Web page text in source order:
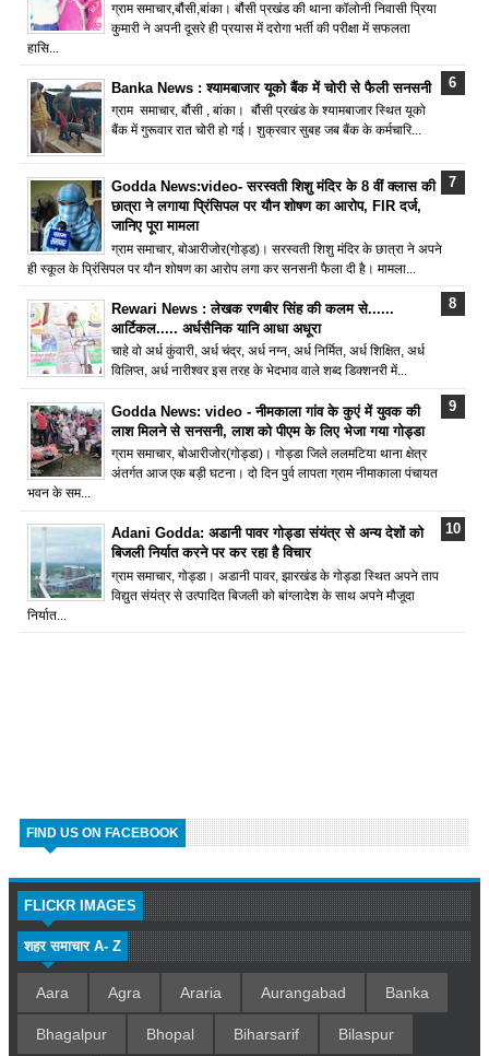
ग्राम समाचार,बौंसी,बांका। बौंसी प्रखंड की थाना कॉलोनी निवासी प्रिया
कुमारी ने अपनी दूसरे ही प्रयास में दरोगा भर्ती की परीक्षा में सफलता
हासि...
Banka News : श्यामबाजार यूको बैंक में चोरी से फैली सनसनी
ग्राम समाचार, बौंसी , बांका। बौंसी प्रखंड के श्यामबाजार स्थित यूको
बैंक में गुरूवार रात चोरी हो गई। शुक्रवार सुबह जब बैंक के कर्मचारि...
Godda News:video- सरस्वती शिशु मंदिर के 8 वीं क्लास की
छात्रा ने लगाया प्रिंसिपल पर यौन शोषण का आरोप, FIR दर्ज,
जानिए पूरा मामला
ग्राम समाचार, बोआरीजोर(गोड्ड)। सरस्वती शिशु मंदिर के छात्रा ने अपने
ही स्कूल के प्रिंसिपल पर यौन शोषण का आरोप लगा कर सनसनी फैला दी है। मामला...
Rewari News : लेखक रणबीर सिंह की कलम से......
आर्टिकल..... अर्धसैनिक यानि आधा अधूरा
चाहे वो अर्ध कुंवारी, अर्ध चंद्र, अर्ध नग्न, अर्ध निर्मित, अर्ध शिक्षित, अर्ध
विलिप्त, अर्ध नारीश्वर इस तरह के भेदभाव वाले शब्द डिक्शनरी में...
Godda News: video - नीमकाला गांव के कुएं में युवक की
लाश मिलने से सनसनी, लाश को पीएम के लिए भेजा गया गोड्डा
ग्राम समाचार, बोआरीजोर(गोड्डा)। गोड्डा जिले ललमटिया थाना क्षेत्र
अंतर्गत आज एक बड़ी घटना। दो दिन पुर्व लापता ग्राम नीमाकाला पंचायत
भवन के सम...
Adani Godda: अडानी पावर गोड्डा संयंत्र से अन्य देशों को
बिजली निर्यात करने पर कर रहा है विचार
ग्राम समाचार, गोड्डा। अडानी पावर, झारखंड के गोड्डा स्थित अपने ताप
विद्युत संयंत्र से उत्पादित बिजली को बांग्लादेश के साथ अपने मौजूदा
निर्यात...
FIND US ON FACEBOOK
FLICKR IMAGES
शहर समाचार A- Z
Aara Agra Araria Aurangabad Banka
Bhagalpur Bhopal Biharsarif Bilaspur